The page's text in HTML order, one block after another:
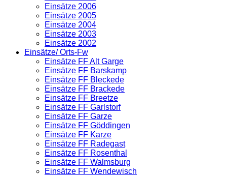
Einsätze 2006
Einsätze 2005
Einsätze 2004
Einsätze 2003
Einsätze 2002
Einsätze/ Orts-Fw
Einsätze FF Alt Garge
Einsätze FF Barskamp
Einsätze FF Bleckede
Einsätze FF Brackede
Einsätze FF Breetze
Einsätze FF Garlstorf
Einsätze FF Garze
Einsätze FF Göddingen
Einsätze FF Karze
Einsätze FF Radegast
Einsätze FF Rosenthal
Einsätze FF Walmsburg
Einsätze FF Wendewisch